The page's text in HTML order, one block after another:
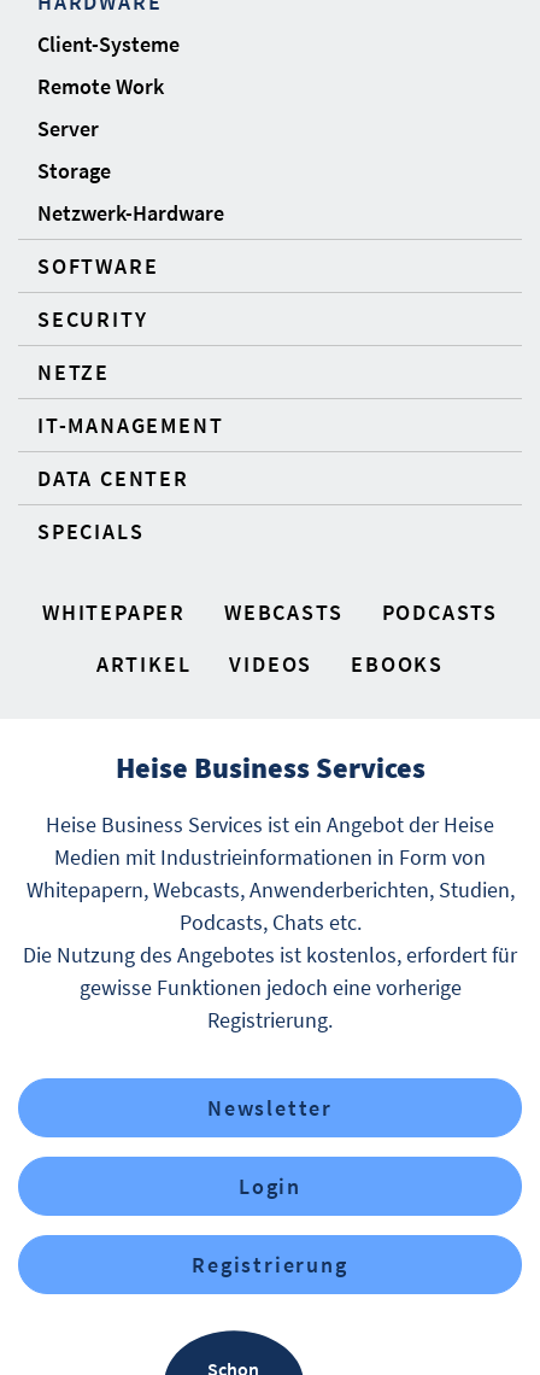
Client-Systeme
Remote Work
Server
Storage
Netzwerk-Hardware
SOFTWARE
SECURITY
NETZE
IT-MANAGEMENT
DATA CENTER
SPECIALS
WHITEPAPER WEBCASTS
PODCASTS
ARTIKEL
VIDEOS EBOOKS
Heise Business Services
Heise Business Services ist ein Angebot der Heise
Medien mit Industrieinformationen in Form von
Whitepapern, Webcasts, Anwenderberichten, Studien,
Podcasts, Chats etc.
Die Nutzung des Angebotes ist kostenlos, erfordert für
gewisse Funktionen jedoch eine vorherige
Registrierung.
Newsletter
Login
Registrierung
Schon